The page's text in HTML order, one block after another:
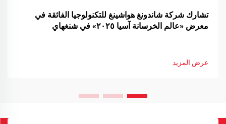
تشارك شركة شاندونغ هواشينغ للتكنولوجيا الفائقة في
معرض «عالم الخرسانة آسيا ٢٠٢٥» في شنغهاي
عرض المزيد